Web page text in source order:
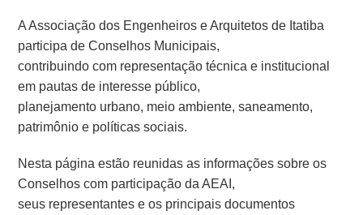
A Associação dos Engenheiros e Arquitetos de Itatiba
participa de Conselhos Municipais,
contribuindo com representação técnica e institucional
em pautas de interesse público,
planejamento urbano, meio ambiente, saneamento,
patrimônio e políticas sociais.
Nesta página estão reunidas as informações sobre os
Conselhos com participação da AEAI,
seus representantes e os principais documentos